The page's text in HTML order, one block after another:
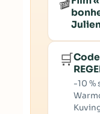
🛒
-10 %